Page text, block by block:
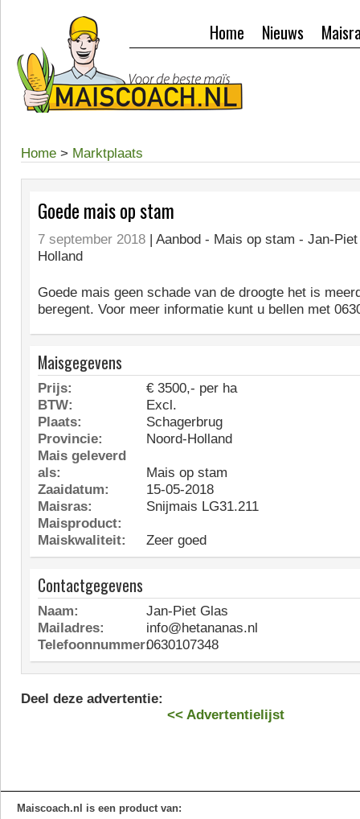
Nieuws
Home
Home > Marktplaats
Goede mais op stam
7 september 2018 | Aanbod - Mais op stam - Jan-
Holland
Goede mais geen schade van de droogte het is
beregent. Voor meer informatie kunt u bellen met
Maisgegevens
Prijs:
€ 3500,- per ha
BTW:
Excl.
Plaats:
Schagerbrug
Provincie:
Noord-Holland
Mais geleverd
als:
Mais op stam
Zaaidatum:
15-05-2018
Maisras:
Snijmais LG31.211
Maisproduct:
Maiskwaliteit:
Zeer goed
Contactgegevens
Naam:
Jan-Piet Glas
Mailadres:
info@hetananas.nl
Telefoonnummer:0630107348
Deel deze advertentie:
<< Advertentielijst
Maiscoach.nl is een product van: